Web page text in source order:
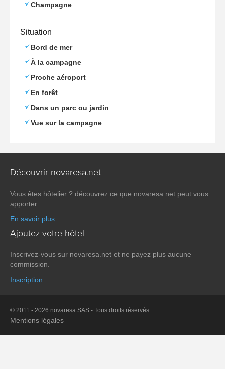
Champagne
Situation
Bord de mer
À la campagne
Proche aéroport
En forêt
Dans un parc ou jardin
Vue sur la campagne
Découvrir novaresa.net
Vous êtes hôtelier ? découvrez ce que novaresa.net peut vous
apporter.
En savoir plus
Ajoutez votre hôtel
Inscrivez-vous sur novaresa.net et ne payez plus aucune
commission.
Inscription
© 2011 - 2026 novaresa SAS - Tous droits réservés
Mentions légales